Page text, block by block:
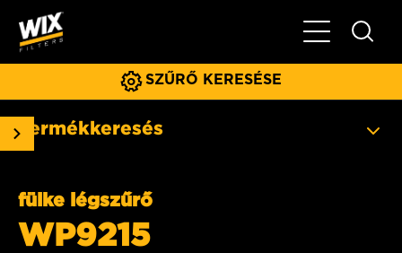
Főmenü
SZŰRŐ KERESÉSE
Termékkeresés
fülke légszűrő
WP9215